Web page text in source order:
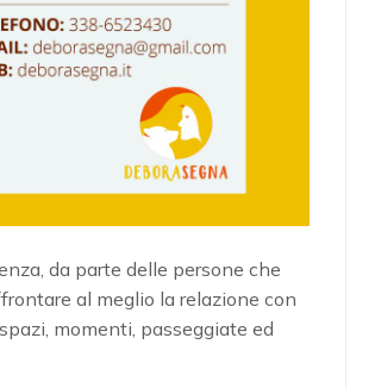
da parte delle persone che
al meglio la relazione con
momenti, passeggiate ed